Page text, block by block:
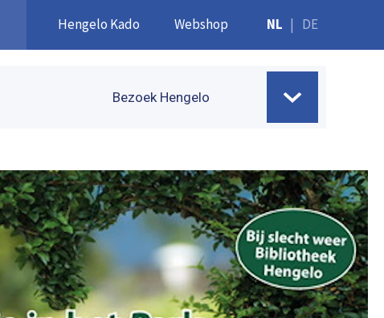
Hengelo Kado Webshop NL | DE
Bezoek Hengelo